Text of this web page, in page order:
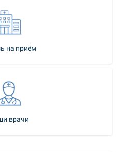
на приём
врачи